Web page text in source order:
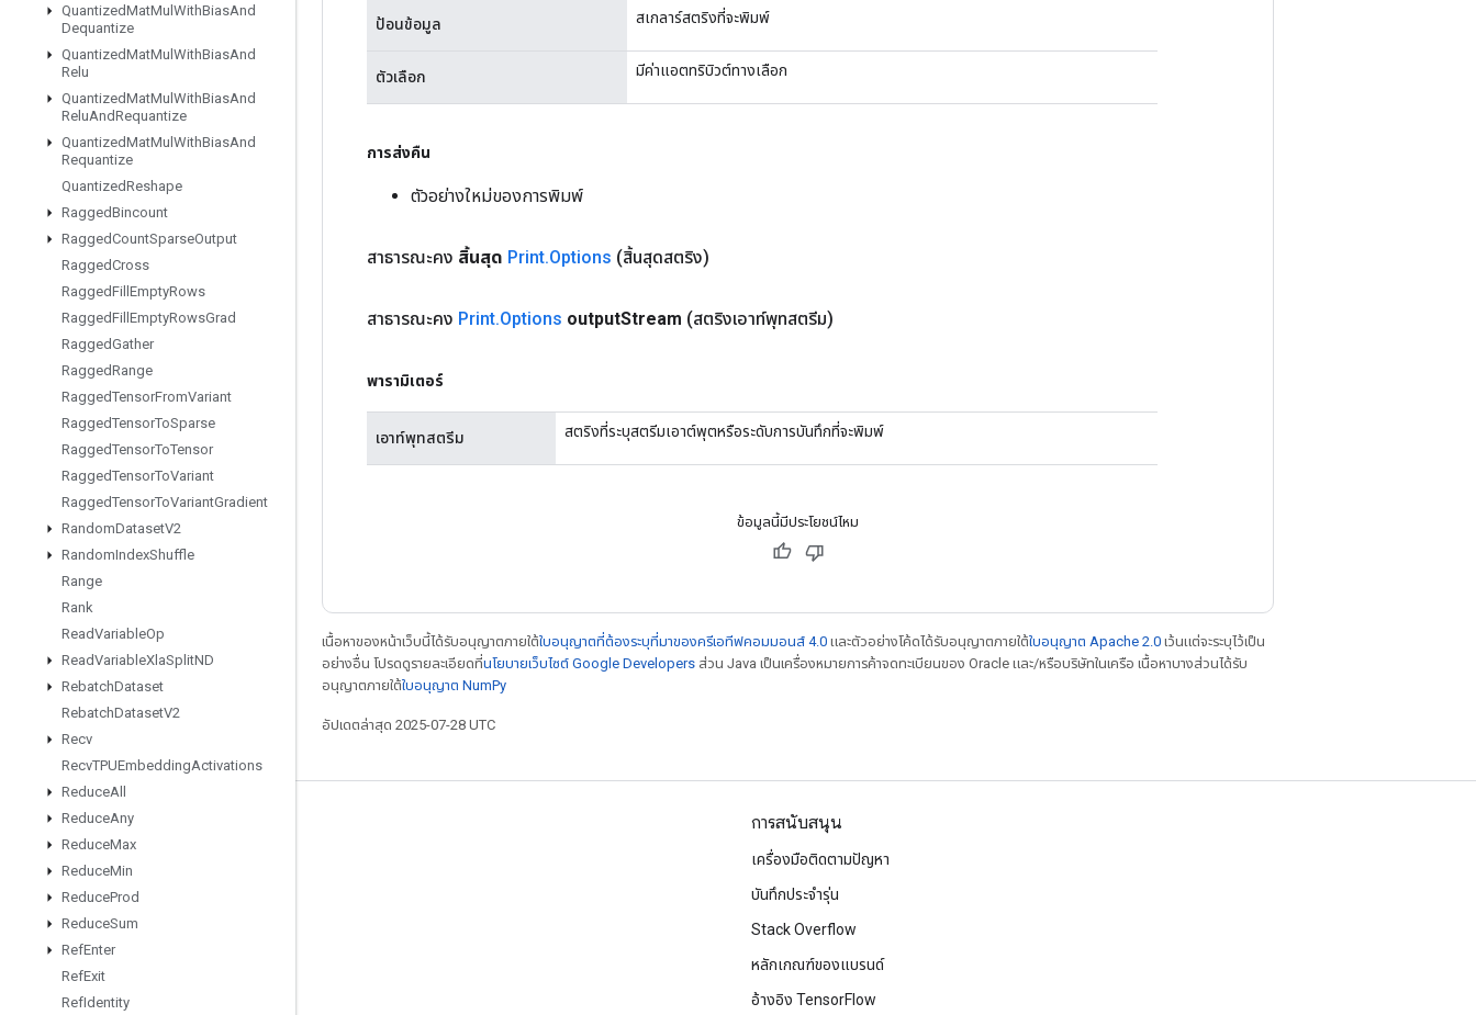
QuantizedMatMul WithBiasAnd
Dequantize
QuantizedMatMul WithBiasAnd
Relu
QuantizedMatMul WithBiasAnd
ReluAndRequantize
QuantizedMatMul WithBiasAnd
Requantize
QuantizedReshape
RaggedBincount
RaggedCountSparseOutput
RaggedCross
RaggedFill EmptyRows
RaggedFill EmptyRowsGrad
RaggedGather
RaggedRange
RaggedTensorFromVariant
RaggedTensorToSparse
RaggedTensorToTensor
RaggedTensorToVariant
RaggedTensorToVariantGradient
RandomDatasetV2
RandomIndexShuffle
Range
Rank
ReadVariableOp
ReadVariableXlaSplitND
RebatchDataset
RebatchDatasetV2
Recv
RecvTPUEmbeddingActivations
ReduceAll
ReduceAny
ReduceMax
ReduceMin
ReduceProd
ReduceSum
RefEnter
RefExit
RefIdentity
ป้อนข้อมูล สเกลาร์สตริงที่จะพิมพ์
ตัวเลือก มีค่าแอตทริบิวต์ทางเลือก
การส่งคืน
ตัวอย่างใหม่ของการพิมพ์
สาธารณะคง สิ้นสุด Print.Options (สิ้นสุดสตริง)
สาธารณะคง Print.Options outputStream (สตริงเอาท์พุทสตรีม)
พารามิเตอร์
เอาท์พุทสตรีม สตริงที่ระบุสตรีมเอาต์พุตหรือระดับการบันทึกที่จะพิมพ์
ข้อมูลนี้มีประโยชน์ไหม
เนื้อหาของหน้าเว็บนี้ได้รับอนุญาตภายใต้ใบอนุญาตที่ต้องระบุที่มาของครีเอทีฟคอมมอนส์ 4.0 และตัวอย่างโค้ดได้รับอนุญาตภายใต้ใบอนุญาต Apache 2.0 เว้นแต่จะระบุไว้เป็น
อย่างอื่น โปรดดูรายละเอียดที่นโยบายเว็บไซต์ Google Developers ส่วน Java เป็นเครื่องหมายการค้าจดทะเบียนของ Oracle และ/หรือบริษัทในเครือ เนื้อหาบางส่วนได้รับ
อนุญาตภายใต้ใบอนุญาต NumPy
อัปเดตล่าสุด 2025-07-28 UTC
เชื่อมต่อเสมอ
ฟอรัม
GitHub
YouTube
การสนับสนุน
เครื่องมือติดตามปัญหา
บันทึกประจำรุ่น
Stack Overflow
หลักเกณฑ์ของแบรนด์
อ้างอิง TensorFlow